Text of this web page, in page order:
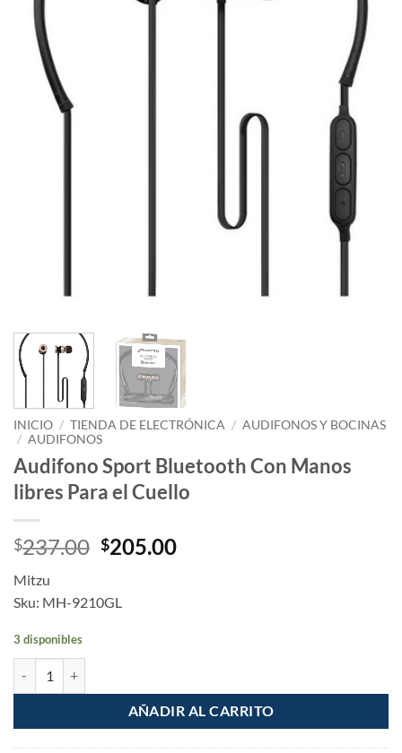
INICIO / TIENDA DE ELECTRÓNICA / AUDIFONOS Y BOCINAS
/ AUDIFONOS
Audifono Sport Bluetooth Con Manos
libres Para el Cuello
$237.00 Original
$237.00.
$205.00Current
Mitzu
Sku: MH-9210GL
3 disponibles
AÑADIR AL CARRITO